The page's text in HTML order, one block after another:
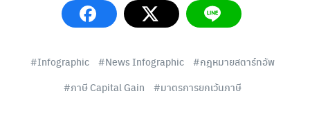
Infographic News Infographic
กฎหมายสตาร์ทอัพ
ภาษี Capital Gain
มาตรการยกเว้นภาษี